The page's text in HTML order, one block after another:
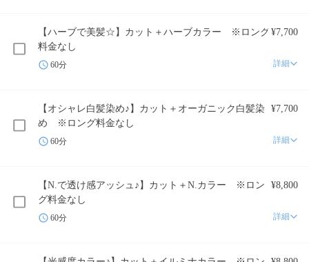
【ハーブで美髪☆】カット＋ハーブカラー ※ロング
料金なし
¥7,700
60分 詳細
【オシャレ白髪染め♪】カット＋オーガニック白髪染
め ※ロング料金なし
¥7,700
60分 詳細
【N.で透け感アッシュ♪】カット＋N.カラー ※ロン
グ料金なし
¥8,800
60分 詳細